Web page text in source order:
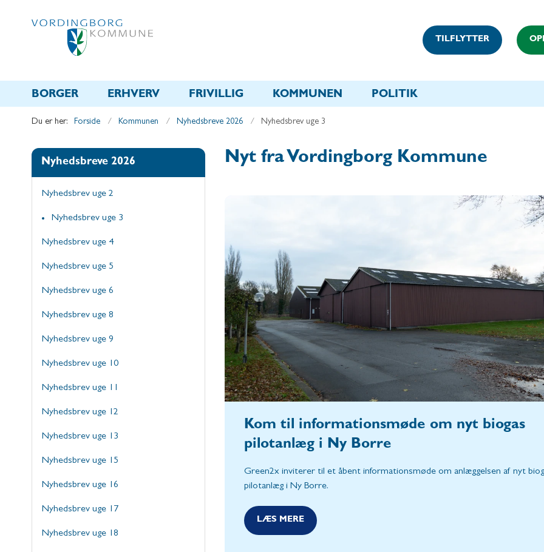
TILFLYTTER
BORGER ERHVERV FRIVILLIG KOMMUNEN POLITIK
Du er her: Forside Kommunen Nyhedsbreve 2026 Nyhedsbrev uge 3
Nyhedsbreve 2026
Nyhedsbrev uge 2
Nyhedsbrev uge 3
Nyhedsbrev uge 4
Nyhedsbrev uge 5
Nyhedsbrev uge 6
Nyhedsbrev uge 8
Nyhedsbrev uge 9
Nyhedsbrev uge 10
Nyhedsbrev uge 11
Nyhedsbrev uge 12
Nyhedsbrev uge 13
Nyhedsbrev uge 15
Nyhedsbrev uge 16
Nyhedsbrev uge 17
Nyhedsbrev uge 18
Nyt fra Vordingborg Kommune
Kom til informationsmøde om nyt biogas
pilotanlæg i Ny Borre
Green2x inviterer til et åbent informationsmøde om anlæggelsen af nyt
pilotanlæg i Ny Borre.
LÆS MERE